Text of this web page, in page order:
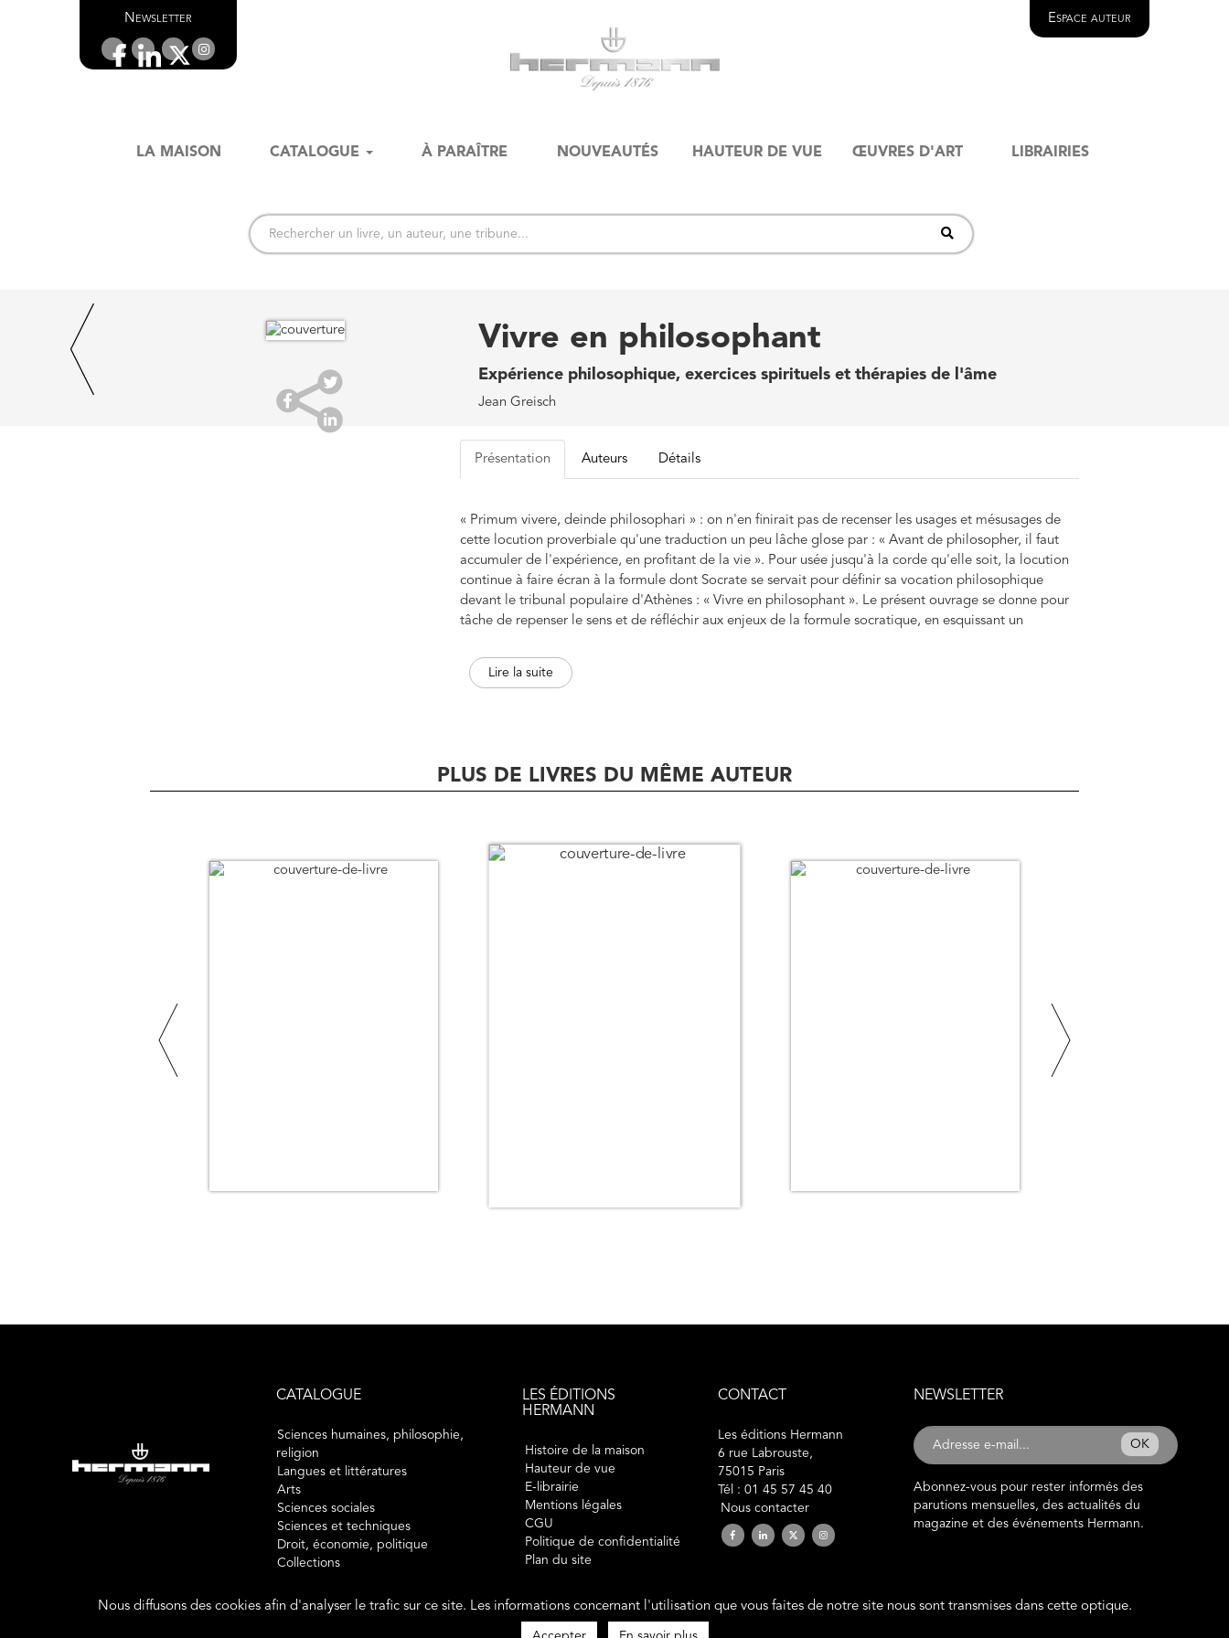
Newsletter Espace auteur
LA MAISON CATALOGUE À PARAÎTRE NOUVEAUTÉS HAUTEUR DE VUE ŒUVRES D'ART LIBRAIRIES
Vivre en philosophant
Expérience philosophique, exercices spirituels et thérapies de l'âme
Jean Greisch
Présentation Auteurs Détails
« Primum vivere, deinde philosophari » : on n'en finirait pas de recenser les usages et mésusages de
cette locution proverbiale qu'une traduction un peu lâche glose par : « Avant de philosopher, il faut
accumuler de l'expérience, en profitant de la vie ». Pour usée jusqu'à la corde qu'elle soit, la locution
continue à faire écran à la formule dont Socrate se servait pour définir sa vocation philosophique
devant le tribunal populaire d'Athènes : « Vivre en philosophant ». Le présent ouvrage se donne pour
tâche de repenser le sens et de réfléchir aux enjeux de la formule socratique, en esquissant un
expérientielle de la philosophie, celle des exercices qui permettent de la mettre en oeuvre et,
finalement, celle du genre de « salut » qu'elle est susceptible de nous procurer.
Lire la suite
PLUS DE LIVRES DU MÊME AUTEUR
CATALOGUE
Sciences humaines, philosophie,
religion
Langues et littératures
Arts
Sciences sociales
Sciences et techniques
Droit, économie, politique
Collections
LES ÉDITIONS
HERMANN
Histoire de la maison
Hauteur de vue
E-librairie
Mentions légales
CGU
Politique de confidentialité
Plan du site
CONTACT
Les éditions Hermann
6 rue Labrouste,
75015 Paris
Tél : 01 45 57 45 40
Nous contacter
NEWSLETTER
OK
Abonnez-vous pour rester informés des
parutions mensuelles, des actualités du
magazine et des événements Hermann.
2019 © éditions Hermann. Tous droits réservés.
Site développé par Polara Studio
Nous diffusons des cookies afin d'analyser le trafic sur ce site. Les informations concernant l'utilisation que vous faites de notre site nous sont transmises dans cette optique.